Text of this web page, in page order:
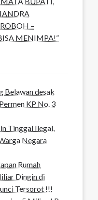
–
MENIMPA!”
Belawan desak
KP No. 3
Tinggal Ilegal,
Negara
Rumah
Dingin di
Tersorot !!!